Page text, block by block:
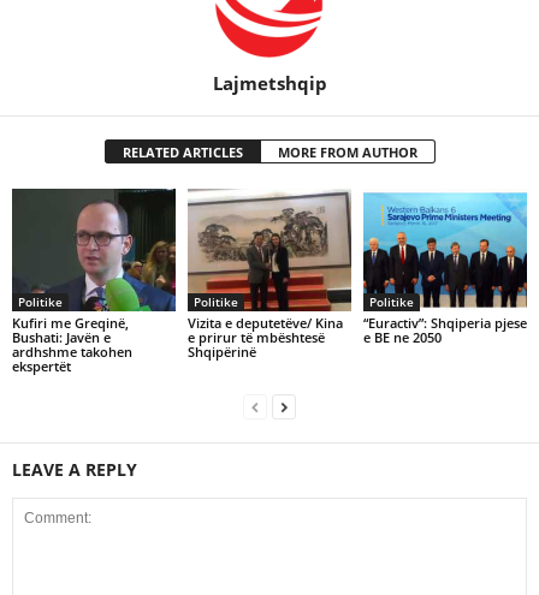
Lajmetshqip
RELATED ARTICLES MORE FROM AUTHOR
Politike
Kufiri me Greqinë,
Bushati: Javën e
ardhshme takohen
ekspertët
Politike
Vizita e deputetëve/ Kina
e prirur të mbështesë
Shqipërinë
Politike
“Euractiv”: Shqiperia pjese
e BE ne 2050
LEAVE A REPLY